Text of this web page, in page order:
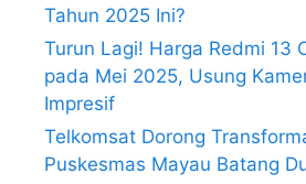
Tahun 2025 Ini?
Turun Lagi! Harga Redmi 13
pada Mei 2025, Usung
Impresif
Telkomsat Dorong
Puskesmas Mayau Batang